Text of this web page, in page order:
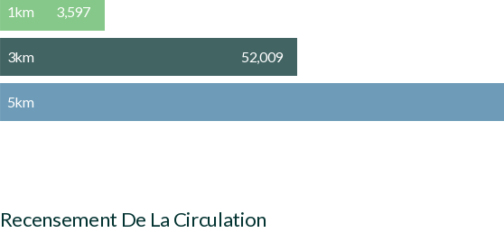
1km 3,597
3km 52,009
5km
Recensement De La Circulation